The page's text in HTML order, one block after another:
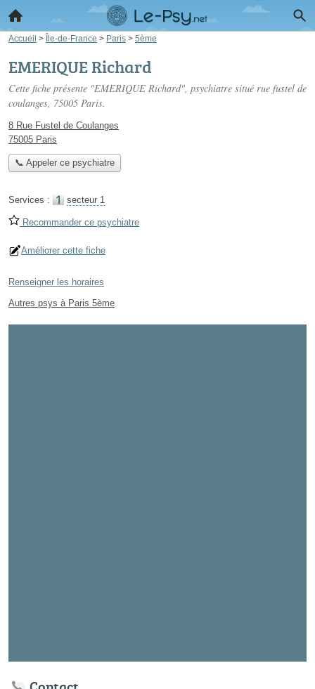
Accueil > Île-de-France > Paris > 5ème
EMERIQUE Richard
Cette fiche présente "EMERIQUE Richard", psychiatre situé rue fustel de
coulanges, 75005 Paris.
8 Rue Fustel de Coulanges
75005 Paris
📞 Appeler ce psychiatre
Services : secteur 1
Recommander ce psychiatre
Améliorer cette fiche
Renseigner les horaires
Autres psys à Paris 5ème